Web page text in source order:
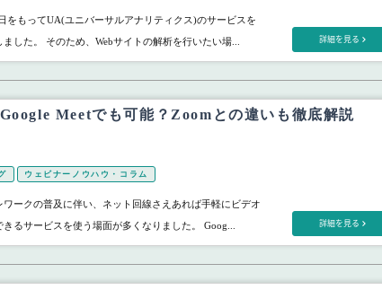
をもってUA(ユニバーサルアナリティクス)のサービスを
した。 そのため、Webサイトの解析を行いたい場...
詳細を見る
Meetでも可能？Zoomとの違いも徹底解説
ウェビナーノウハウ・コラム
ワークの普及に伴い、ネット回線さえあれば手軽にビデオ
るサービスを使う場面が多くなりました。 Goog...
詳細を見る